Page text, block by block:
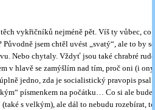
vykřičníků nejméně pět. Víš ty vůbec, co
jsem chtěl uvést „svatý“, ale to by
Nebo chytaly. Vždyť jsou také chrabré
v hlavě se zamýšlím nad tím, proč oni (i
jedno, zda je socialistický pravopis psal
písmenkem na počátku… Co si ale
s velkým), ale dál to nebudu rozebírat,